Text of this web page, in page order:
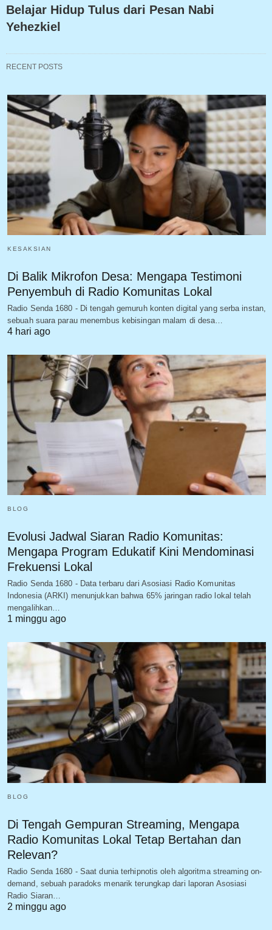
Belajar Hidup Tulus dari Pesan Nabi
Yehezkiel
RECENT POSTS
KESAKSIAN
Di Balik Mikrofon Desa: Mengapa Testimoni
Penyembuh di Radio Komunitas Lokal
Radio Senda 1680 - Di tengah gemuruh konten digital yang serba instan,
sebuah suara parau menembus kebisingan malam di desa…
4 hari ago
BLOG
Evolusi Jadwal Siaran Radio Komunitas:
Mengapa Program Edukatif Kini Mendominasi
Frekuensi Lokal
Radio Senda 1680 - Data terbaru dari Asosiasi Radio Komunitas
Indonesia (ARKI) menunjukkan bahwa 65% jaringan radio lokal telah
mengalihkan…
1 minggu ago
BLOG
Di Tengah Gempuran Streaming, Mengapa
Radio Komunitas Lokal Tetap Bertahan dan
Relevan?
Radio Senda 1680 - Saat dunia terhipnotis oleh algoritma streaming on-
demand, sebuah paradoks menarik terungkap dari laporan Asosiasi
Radio Siaran…
2 minggu ago